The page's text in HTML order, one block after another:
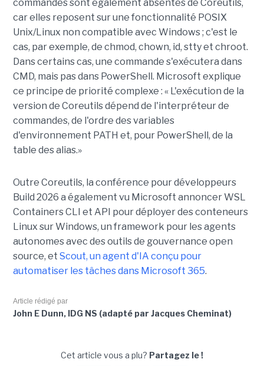
commandes sont également absentes de Coreutils,
car elles reposent sur une fonctionnalité POSIX
Unix/Linux non compatible avec Windows ; c'est le
cas, par exemple, de chmod, chown, id, stty et chroot.
Dans certains cas, une commande s'exécutera dans
CMD, mais pas dans PowerShell. Microsoft explique
ce principe de priorité complexe : « L'exécution de la
version de Coreutils dépend de l'interpréteur de
commandes, de l'ordre des variables
d'environnement PATH et, pour PowerShell, de la
table des alias.»
Outre Coreutils, la conférence pour développeurs
Build 2026 a également vu Microsoft annoncer WSL
Containers CLI et API pour déployer des conteneurs
Linux sur Windows, un framework pour les agents
autonomes avec des outils de gouvernance open
source, et Scout, un agent d'IA conçu pour
automatiser les tâches dans Microsoft 365.
Article rédigé par
John E Dunn, IDG NS (adapté par Jacques Cheminat)
Cet article vous a plu? Partagez le !